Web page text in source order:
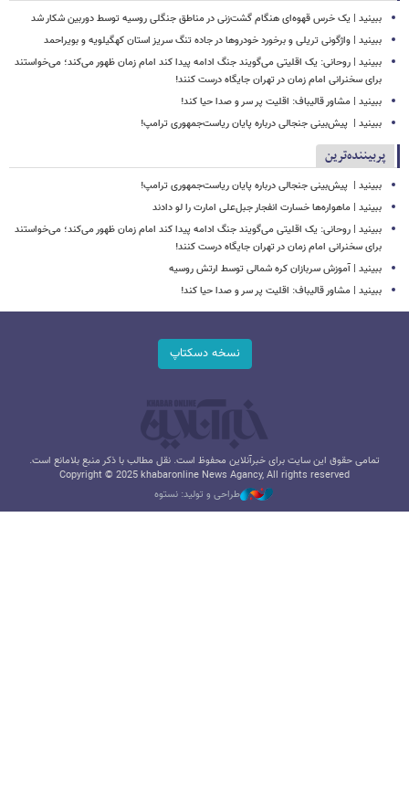
ببینید | یک خرس قهوه‌ای هنگام گشت‌زنی در مناطق جنگلی روسیه توسط دوربین شکار شد
ببینید | واژگونی تریلی و برخورد خودروها در جاده تنگ سریز استان کهگیلویه و بویراحمد
ببینید | روحانی: یک اقلیتی می‌گویند جنگ ادامه پیدا کند امام زمان ظهور می‌کند؛ می‌خواستند
برای سخنرانی امام زمان در تهران جایگاه درست کنند!
ببینید | مشاور قالیباف: اقلیت پر سر و صدا حیا کند!
ببینید | ‏ پیش‌بینی جنجالی درباره پایان ریاست‌جمهوری ترامپ!
پربیننده‌ترین
ببینید | ‏ پیش‌بینی جنجالی درباره پایان ریاست‌جمهوری ترامپ!
ببینید | ماهواره‌ها خسارت انفجار جبل‌علی امارت را لو دادند
ببینید | روحانی: یک اقلیتی می‌گویند جنگ ادامه پیدا کند امام زمان ظهور می‌کند؛ می‌خواستند
برای سخنرانی امام زمان در تهران جایگاه درست کنند!
ببینید | آموزش سربازان کره شمالی توسط ارتش روسیه
ببینید | مشاور قالیباف: اقلیت پر سر و صدا حیا کند!
نسخه دسکتاپ
تمامی حقوق این سایت برای خبرآنلاین محفوظ است. نقل مطالب با ذکر منبع بلامانع است.
Copyright © 2025 khabaronline News Agancy, All rights reserved
طراحی و تولید: نستوه